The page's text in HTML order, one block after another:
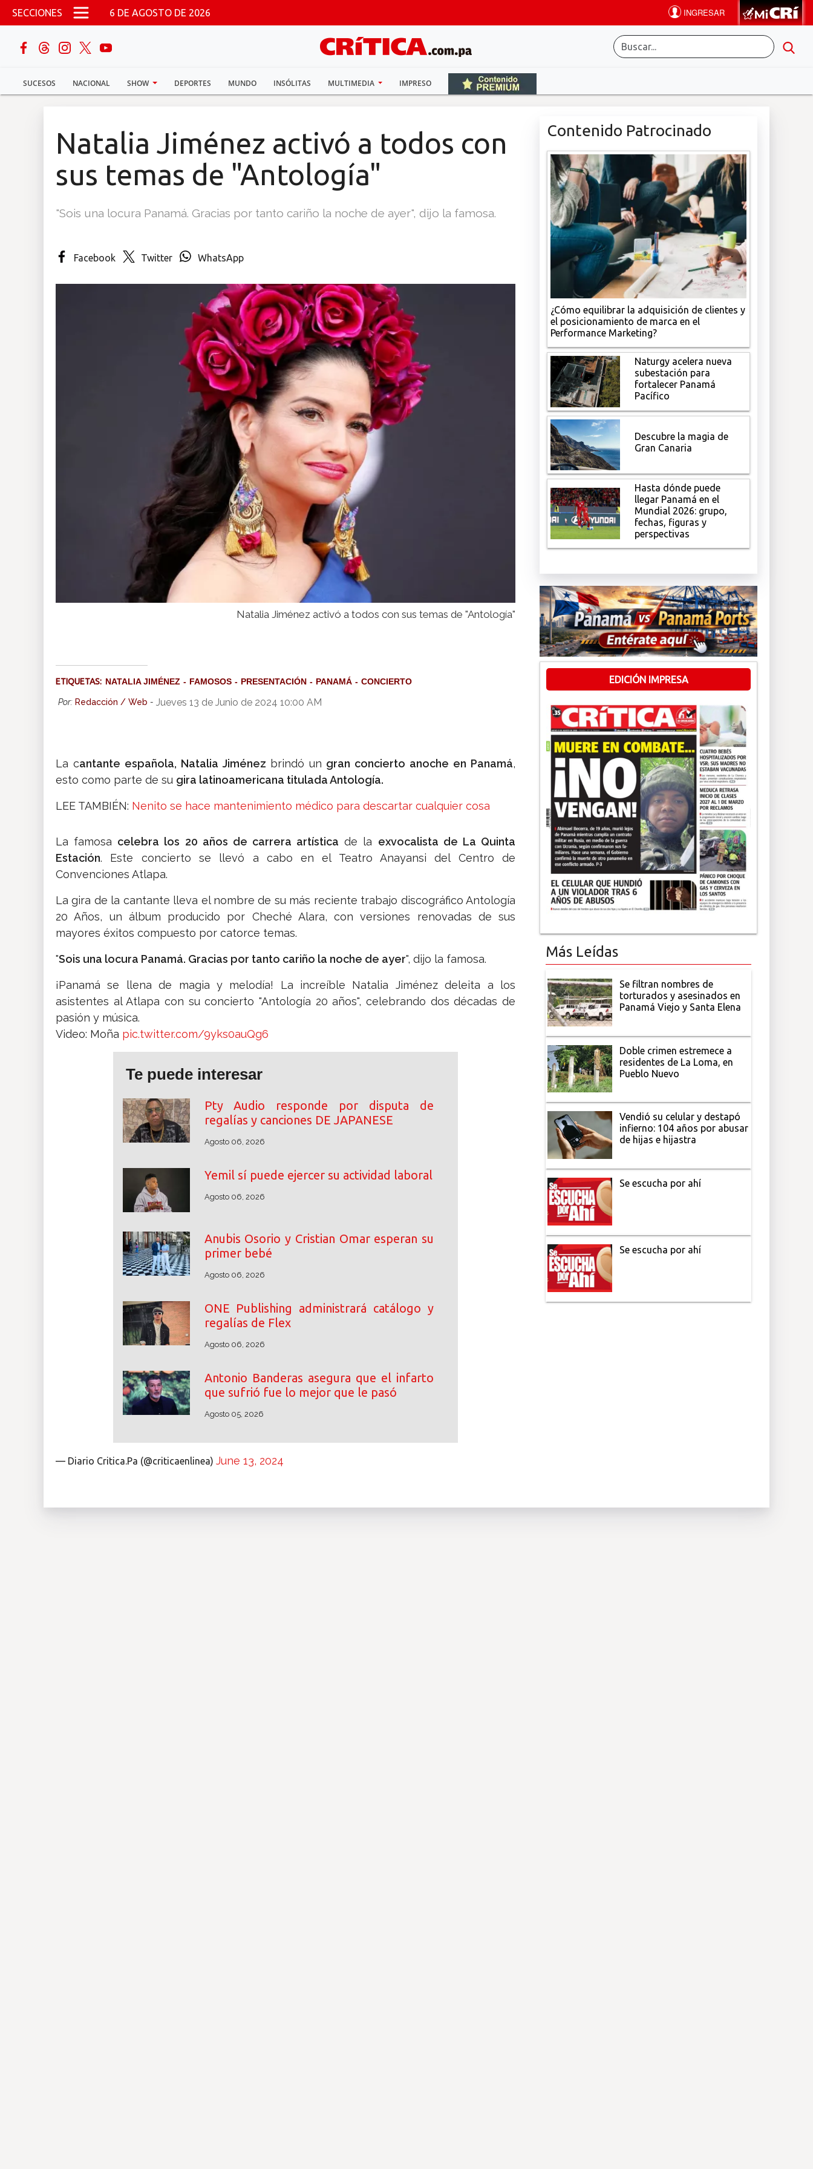
Pasar al contenido principal
SECCIONES 6 DE AGOSTO DE 2026
SUCESOS NACIONAL SHOW DEPORTES MUNDO INSÓLITAS MULTIMEDIA IMPRESO
buscar
Sucesos
Natalia Jiménez activó a todos con
sus temas de "Antología"
"Sois una locura Panamá. Gracias por tanto cariño la noche de ayer", dijo la famosa.
Facebook Twitter WhatsApp
Natalia Jiménez activó a todos con sus temas de "Antología"
ETIQUETAS: NATALIA JIMÉNEZ FAMOSOS PRESENTACIÓN PANAMÁ CONCIERTO
Por: Redacción / Web - Jueves 13 de Junio de 2024 10:00 AM
La cantante española, Natalia Jiménez brindó un gran concierto anoche en Panamá,
esto como parte de su gira latinoamericana titulada Antología.
LEE TAMBIÉN: Nenito se hace mantenimiento médico para descartar cualquier cosa
La famosa celebra los 20 años de carrera artística de la exvocalista de La Quinta
Estación. Este concierto se llevó a cabo en el Teatro Anayansi del Centro de
Convenciones Atlapa.
La gira de la cantante lleva el nombre de su más reciente trabajo discográfico Antología
20 Años, un álbum producido por Cheché Alara, con versiones renovadas de sus
mayores éxitos compuesto por catorce temas.
"Sois una locura Panamá. Gracias por tanto cariño la noche de ayer", dijo la famosa.
¡Panamá se llena de magia y melodía! La increíble Natalia Jiménez deleita a los
asistentes al Atlapa con su concierto "Antología 20 años", celebrando dos décadas de
pasión y música.
Video: Moña pic.twitter.com/9yks0auQg6
Te puede interesar
Pty Audio responde por disputa de
regalías y canciones DE JAPANESE
Agosto 06, 2026
Yemil sí puede ejercer su actividad laboral
Agosto 06, 2026
Anubis Osorio y Cristian Omar esperan su
primer bebé
Agosto 06, 2026
ONE Publishing administrará catálogo y
regalías de Flex
Agosto 06, 2026
Antonio Banderas asegura que el infarto
que sufrió fue lo mejor que le pasó
Agosto 05, 2026
— Diario Critica.Pa (@criticaenlinea) June 13, 2024
Contenido Patrocinado
¿Cómo equilibrar la adquisición de clientes y
el posicionamiento de marca en el
Performance Marketing?
Naturgy acelera nueva
subestación para
fortalecer Panamá
Pacífico
Descubre la magia de
Gran Canaria
Hasta dónde puede
llegar Panamá en el
Mundial 2026: grupo,
fechas, figuras y
perspectivas
EDICIÓN IMPRESA
Más Leídas
Se filtran nombres de
torturados y asesinados en
Panamá Viejo y Santa Elena
Doble crimen estremece a
residentes de La Loma, en
Pueblo Nuevo
Vendió su celular y destapó
infierno: 104 años por abusar
de hijas e hijastra
Se escucha por ahí
Se escucha por ahí